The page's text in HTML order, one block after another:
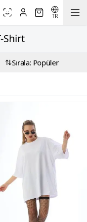
TR
Shirt
Sırala: Popüler